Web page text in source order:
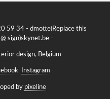
59 34 - dmotte(Replace this
sign)skynet.be-
design, Belgium
Instagram
by pixeline